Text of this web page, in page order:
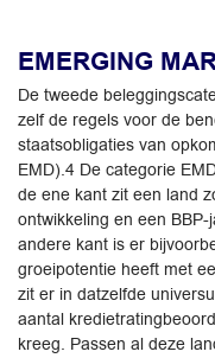
EMERGING
De tweede
zelf de regels voor de
staatsobligaties van
EMD).4 De categorie
de ene kant zit een land
ontwikkeling en een
andere kant is er
groeipotentie heeft met
zit er in datzelfde
aantal
kreeg. Passen al deze